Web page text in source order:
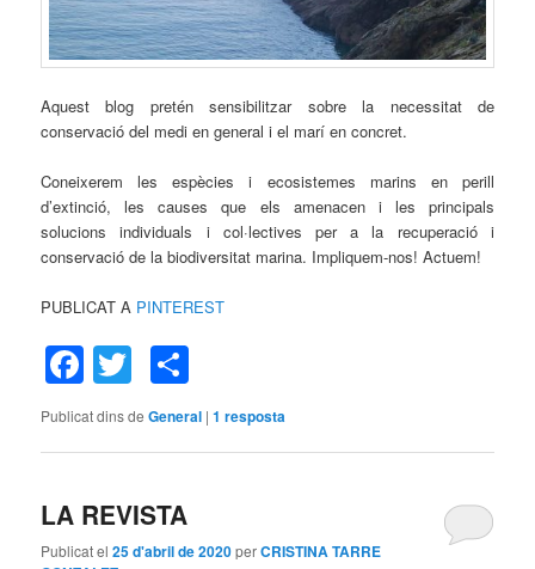
Aquest blog pretén sensibilitzar sobre la necessitat de
conservació del medi en general i el marí en concret.
Coneixerem les espècies i ecosistemes marins en perill
d’extinció, les causes que els amenacen i les principals
solucions individuals i col·lectives per a la recuperació i
conservació de la biodiversitat marina. Impliquem-nos! Actuem!
PUBLICAT A PINTEREST
Facebook
Twitter
Publicat dins de General |1 resposta
LA REVISTA
Publicat el25 d'abril de 2020perCRISTINA TARRE